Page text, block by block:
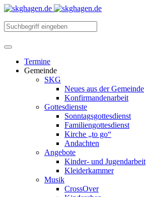
Termine
Gemeinde
SKG
Neues aus der Gemeinde
Konfirmandenarbeit
Gottesdienste
Sonntagsgottesdienst
Familiengottesdienst
Kirche „to go“
Andachten
Angebote
Kinder- und Jugendarbeit
Kleiderkammer
Musik
CrossOver